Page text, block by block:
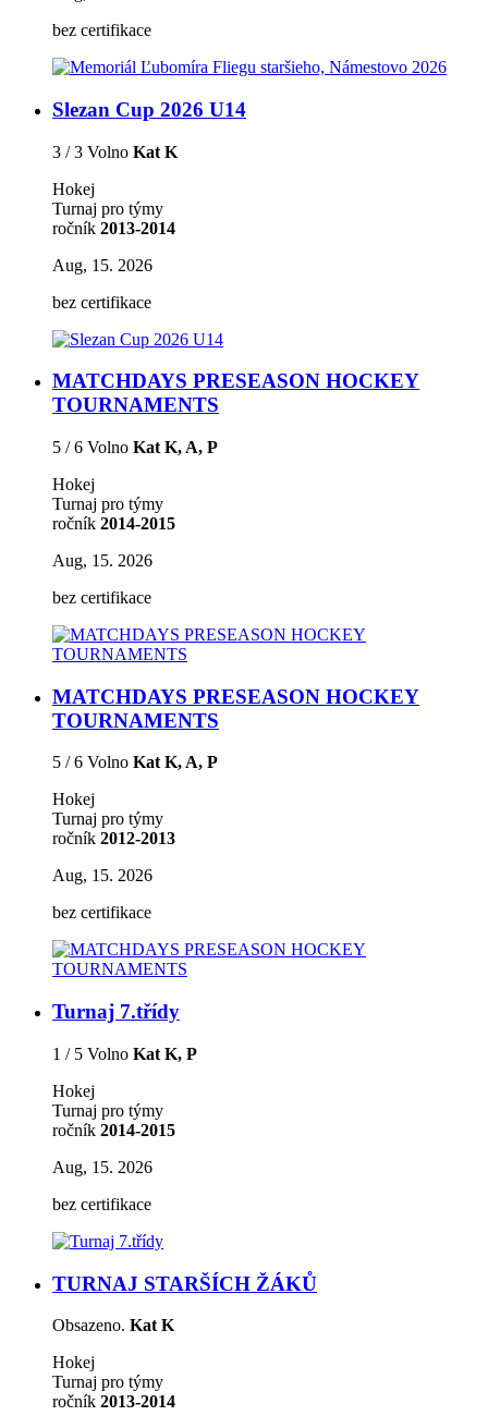
bez certifikace
Slezan Cup 2026 U14
3 / 3 Volno Kat K
Hokej
Turnaj pro týmy
ročník 2013-2014
Aug, 15. 2026
bez certifikace
MATCHDAYS PRESEASON HOCKEY
TOURNAMENTS
5 / 6 Volno Kat K, A, P
Hokej
Turnaj pro týmy
ročník 2014-2015
Aug, 15. 2026
bez certifikace
MATCHDAYS PRESEASON HOCKEY
TOURNAMENTS
5 / 6 Volno Kat K, A, P
Hokej
Turnaj pro týmy
ročník 2012-2013
Aug, 15. 2026
bez certifikace
Turnaj 7.třídy
1 / 5 Volno Kat K, P
Hokej
Turnaj pro týmy
ročník 2014-2015
Aug, 15. 2026
bez certifikace
TURNAJ STARŠÍCH ŽÁKŮ
Obsazeno. Kat K
Hokej
Turnaj pro týmy
ročník 2013-2014